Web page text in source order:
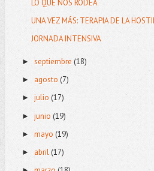
LO QUE NOS RODEA
UNA VEZ MÁS: TERAPIA DE LA
JORNADA INTENSIVA
► septiembre (18)
► agosto (7)
► julio (17)
► junio (19)
► mayo (19)
► abril(17)